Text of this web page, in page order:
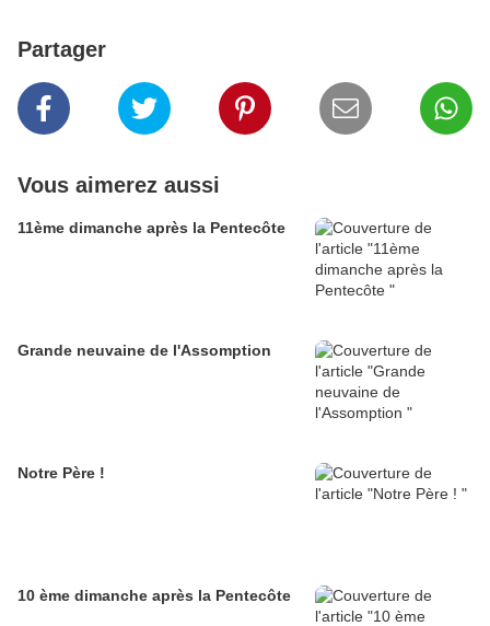
Partager
Vous aimerez aussi
11ème dimanche après la Pentecôte
Grande neuvaine de l'Assomption
Notre Père !
10 ème dimanche après la Pentecôte